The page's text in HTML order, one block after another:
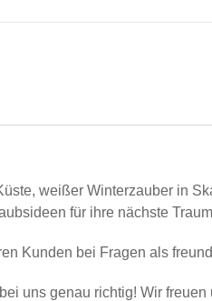
weißer Winterzauber in
für ihre nächste
Kunden bei Fragen als
uns genau richtig! Wir